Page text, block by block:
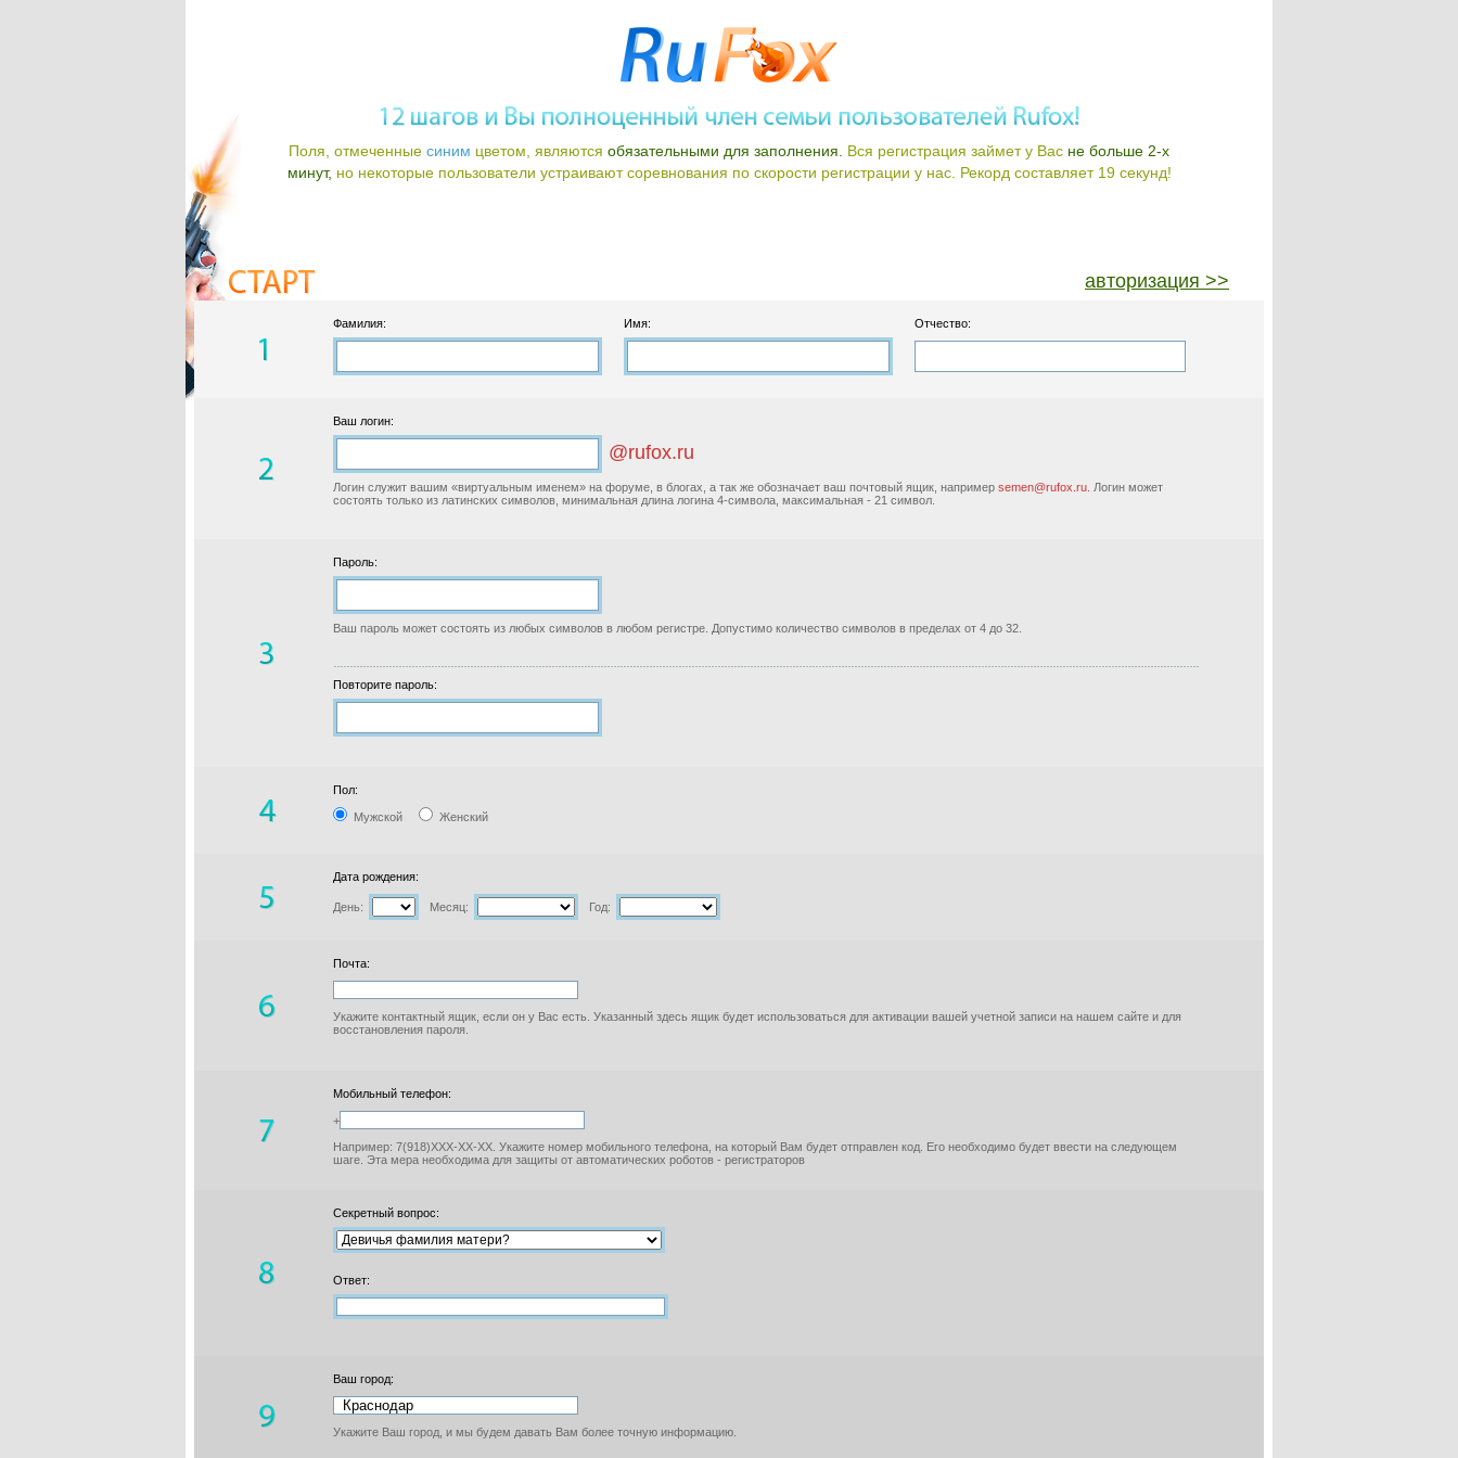
Поля, отмеченные синим цветом, являются обязательными для заполнения. Вся регистрация займет у Вас не больше 2-х
минут, но некоторые пользователи устраивают соревнования по скорости регистрации у нас. Рекорд составляет 19 секунд!
авторизация >>
Фамилия: Имя: Отчество:
Ваш логин:
@rufox.ru
Логин служит вашим «виртуальным именем» на форуме, в блогах, а так же обозначает ваш почтовый ящик, например semen@rufox.ru. Логин может
состоять только из латинских символов, минимальная длина логина 4-символа, максимальная - 21 символ.
Пароль:
Ваш пароль может состоять из любых символов в любом регистре. Допустимо количество символов в пределах от 4 до 32.
Повторите пароль:
Пол:
Мужской Женский
Дата рождения:
День: Месяц: Год:
Почта:
Укажите контактный ящик, если он у Вас есть. Указанный здесь ящик будет использоваться для активации вашей учетной записи на нашем сайте и для
восстановления пароля.
Мобильный телефон:
+
Например: 7(918)XXX-XX-XX. Укажите номер мобильного телефона, на который Вам будет отправлен код. Его необходимо будет ввести на следующем
шаге. Эта мера необходима для защиты от автоматических роботов - регистраторов
Секретный вопрос:
Ответ:
Ваш город:
Укажите Ваш город, и мы будем давать Вам более точную информацию.